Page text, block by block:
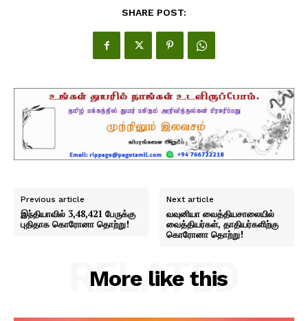
SHARE POST:
Previous article
இந்தியாவில் 3,48,421 பேருக்கு
புதிதாக கொரோனா தொற்று!
Next article
வவுனியா வைத்தியசாலையில்
வைத்தியர்கள், தாதியர்களிற்கு
கொரோனா தொற்று!
More like this
RELATED